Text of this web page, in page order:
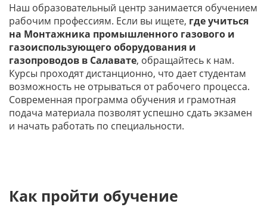
Наш образовательный центр занимается обучением
рабочим профессиям. Если вы ищете, где учиться
на Монтажника промышленного газового и
газоиспользующего оборудования и
газопроводов в Салавате, обращайтесь к нам.
Курсы проходят дистанционно, что дает студентам
возможность не отрываться от рабочего процесса.
Современная программа обучения и грамотная
подача материала позволят успешно сдать экзамен
и начать работать по специальности.
Как пройти обучение